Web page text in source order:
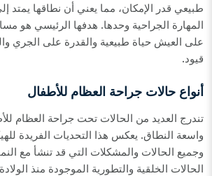
طبيعي قدر الإمكان، مما يعني أن نطاقها يمتد
المهارة الجراحية وحدها. هدفها الرئيسي هو
على العيش حياة طبيعية والقدرة على الجري
قيود.
أنواع حالات جراحة العظام للأطفال
تندرج العديد من الحالات تحت جراحة العظام
واسعة النطاق. يعكس هذا التحديات الفريدة
وجميع الحالات والمشكلات التي قد تنشأ مع
الحالات الخلقية والتطورية الموجودة منذ